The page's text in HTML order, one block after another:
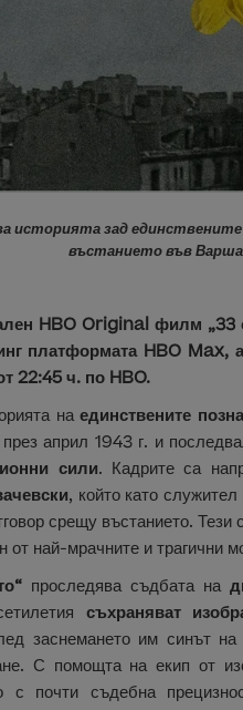
историята зад
въстанието във
HBO Original филм „33
платформата HBO Max,
22:45 ч. по HBO.
наединствените
април 1943 г. и
сили. Кадрите са
, който като
срещу въстанието. Тези
от най-мрачните и трагични
проследява съдбата на
съхраняват
заснемането им синът на
С помощта на екип от
с почти съдебна